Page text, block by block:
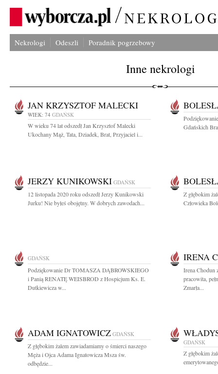
Nekrologi Odeszli Poradnik pogrzebowy
Inne nekrologi
JAN KRZYSZTOF MALECKI
WIEK: 74 GDAŃSK
W wieku 74 lat odszedł Jan Krzysztof Malecki
Ukochany Mąż, Tata, Dziadek, Brat, Przyjaciel i...
Gdańskich
JERZY KUNIKOWSKI GDAŃSK
12 listopada 2020 roku odszedł Jerzy Kunikowski
Jurku! Nie byłeś obojętny. W dobrych zawodach...
Z głębokim
Człowieka
GDAŃSK
Podziękowanie Dr TOMASZA DĄBROWSKIEGO
i Panią RENATĘ WEISBROD z Hospicjum Ks. E.
Dutkiewicza w...
IRENA
Irena Chodun
pracowita,
Zmarła...
ADAM IGNATOWICZ GDAŃSK
Z głębokim żalem zawiadamiamy o śmierci naszego
Męża i Ojca Adama Ignatowicza Msza św.
odbędzie...
GDAŃSK
Z głębokim